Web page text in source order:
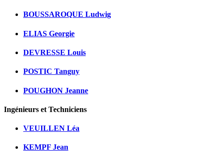
BOUSSAROQUE Ludwig
ELIAS Georgie
DEVRESSE Louis
POSTIC Tanguy
POUGHON Jeanne
Ingénieurs et Techniciens
VEUILLEN Léa
KEMPF Jean